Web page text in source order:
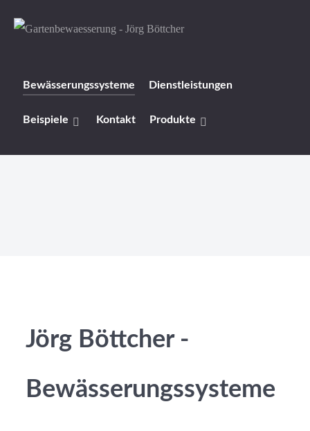
Bewässerungssysteme Dienstleistungen
Beispiele Kontakt Produkte
Jörg Böttcher -
Bewässerungssysteme